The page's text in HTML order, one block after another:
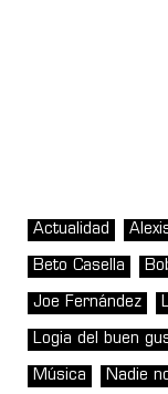
Actualidad
Beto Casella
Joe Fernández
Logia del buen
Música Nadie